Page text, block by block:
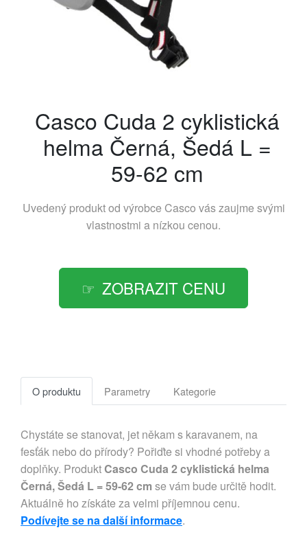
Casco Cuda 2 cyklistická
helma Černá, Šedá L =
59-62 cm
Uvedený produkt od výrobce Casco vás zaujme svými
vlastnostmi a nízkou cenou.
ZOBRAZIT CENU
O produktu Parametry Kategorie
Chystáte se stanovat, jet někam s karavanem, na
fesťák nebo do přírody? Pořiďte si vhodné potřeby a
doplňky. ProduktCasco Cuda 2 cyklistická helma
Černá, Šedá L = 59-62 cm se vám bude určitě hodit.
Aktuálně ho získáte za velmi příjemnou cenu.
Podívejte se na další informace.